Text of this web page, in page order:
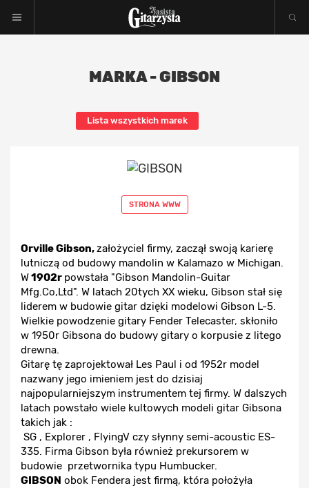
MARKA - GIBSON
Lista wszystkich marek
STRONA WWW
Orville Gibson,założyciel firmy, zaczął swoją karierę
lutniczą od budowy mandolin w Kalamazo w Michigan.
W1902r powstała "Gibson Mandolin-Guitar
Mfg.Co,Ltd". W latach 20tych XX wieku, Gibson stał się
liderem w budowie gitar dzięki modelowi Gibson L-5.
Wielkie powodzenie gitary Fender Telecaster, skłoniło
w 1950r Gibsona do budowy gitary o korpusie z litego
drewna.
Gitarę tę zaprojektował Les Paul i od 1952r model
nazwany jego imieniem jest do dzisiaj
najpopularniejszym instrumentem tej firmy. W dalszych
latach powstało wiele kultowych modeli gitar Gibsona
takich jak :
SG , Explorer , FlyingV czy słynny semi-acoustic ES-
335. Firma Gibson była również prekursorem w
budowie przetwornika typu Humbucker.
GIBSON obok Fendera jest firmą, która położyła